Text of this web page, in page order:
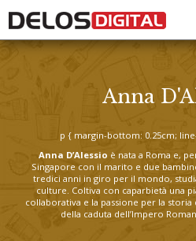
Anna
p { margin-bottom: 0.25cm;
Anna D’Alessio è nata a Roma e,
Singapore con il marito e due
tredici anni in giro per il mondo,
culture. Coltiva con caparbietà una
collaborativa e la passione per la storia
della caduta dell’Impero